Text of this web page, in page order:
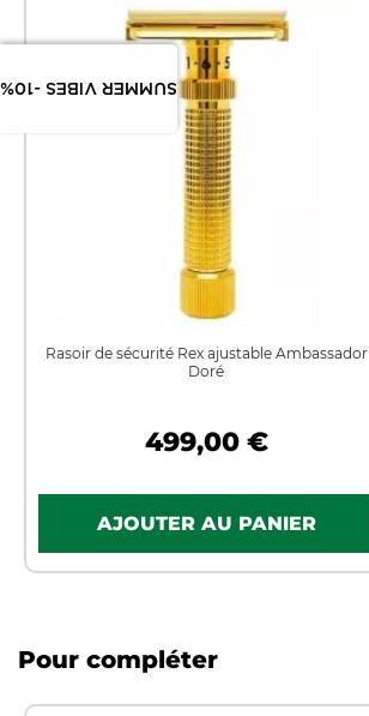
SUMMER VIBES -10%
Rasoir de sécurité Rex ajustable Ambassador
Doré
499,00 €
Pour compléter